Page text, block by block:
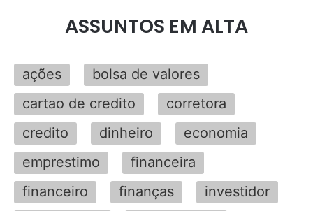
ASSUNTOS EM ALTA
ações
bolsa de valores
cartao de credito
corretora
credito
dinheiro
economia
emprestimo
financeira
financeiro
finanças
investidor